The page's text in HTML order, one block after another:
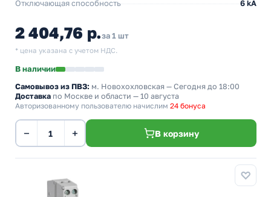
Отключающая способность 6 kA
2 404,76 р.за 1 шт
* цена указана с учетом НДС.
В наличии
Самовывоз из ПВЗ: м. Новохохловская — Сегодня до 18:00
Доставка по Москве и области — 10 августа
Авторизованному пользователю начислим 24 бонуса
− + В корзину